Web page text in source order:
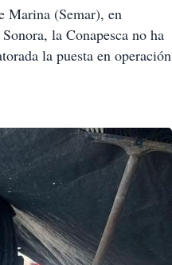
Marina (Semar), en
la Conapesca no ha
la puesta en operación